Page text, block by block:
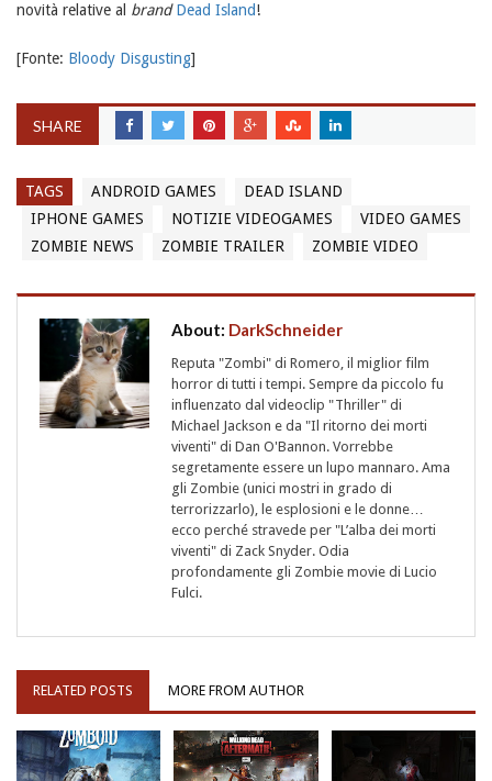
novità relative al brand Dead Island!
[Fonte: Bloody Disgusting]
SHARE
TAGS ANDROID GAMES
DEAD ISLAND
IPHONE GAMES
NOTIZIE VIDEOGAMES
VIDEO GAMES
ZOMBIE NEWS
ZOMBIE TRAILER ZOMBIE VIDEO
About: DarkSchneider
Reputa "Zombi" di Romero, il miglior film
horror di tutti i tempi. Sempre da piccolo fu
influenzato dal videoclip "Thriller" di
Michael Jackson e da "Il ritorno dei morti
viventi" di Dan O'Bannon. Vorrebbe
segretamente essere un lupo mannaro. Ama
gli Zombie (unici mostri in grado di
terrorizzarlo), le esplosioni e le donne…
ecco perché stravede per "L’alba dei morti
viventi" di Zack Snyder. Odia
profondamente gli Zombie movie di Lucio
Fulci.
RELATED POSTS MORE FROM AUTHOR